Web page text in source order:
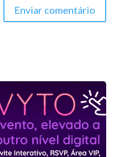
Enviar comentário